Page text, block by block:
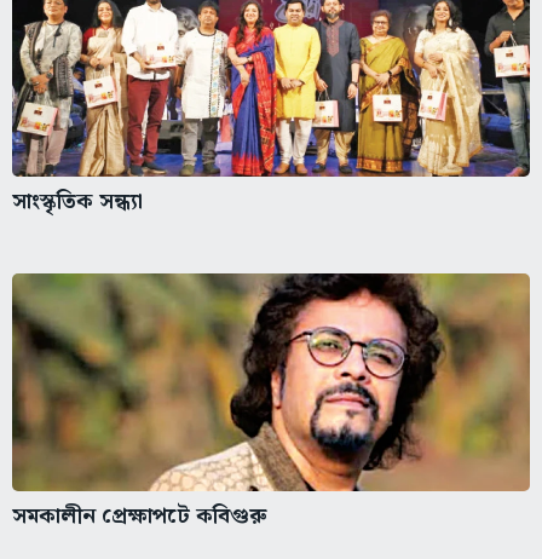
সাংস্কৃতিক সন্ধ্যা
সমকালীন প্রেক্ষাপটে কবিগুরু